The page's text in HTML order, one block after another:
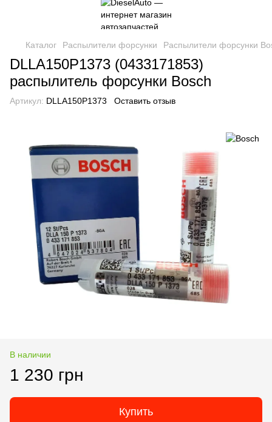
Каталог Распылители форсунки Распылители форсунки
DLLA150P1373 (0433171853)
распылитель форсунки Bosch
Артикул: DLLA150P1373 Оставить отзыв
В наличии
1 230 грн
Купить